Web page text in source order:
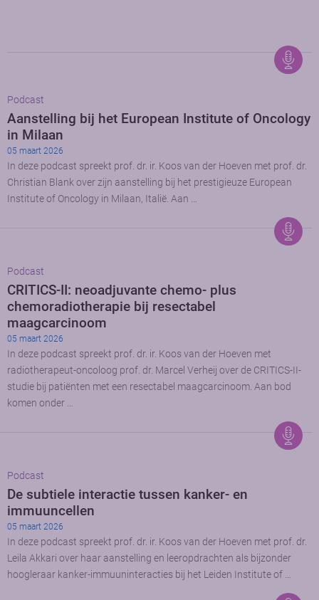
Podcast
Aanstelling bij het European Institute of Oncology
in Milaan
05 maart 2026
In deze podcast spreekt prof. dr. ir. Koos van der Hoeven met prof. dr.
Christian Blank over zijn aanstelling bij het prestigieuze European
Institute of Oncology in Milaan, Italië. Aan …
Podcast
CRITICS-II: neoadjuvante chemo- plus
chemoradiotherapie bij resectabel
maagcarcinoom
05 maart 2026
In deze podcast spreekt prof. dr. ir. Koos van der Hoeven met
radiotherapeut-oncoloog prof. dr. Marcel Verheij over de CRITICS-II-
studie bij patiënten met een resectabel maagcarcinoom. Aan bod
komen onder …
Podcast
De subtiele interactie tussen kanker- en
immuuncellen
05 maart 2026
In deze podcast spreekt prof. dr. ir. Koos van der Hoeven met prof. dr.
Leila Akkari over haar aanstelling en leeropdrachten als bijzonder
hoogleraar kanker-immuuninteracties bij het Leiden Institute of …